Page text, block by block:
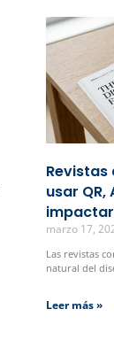
usar
marzo 17,
Las revistas
natural del
Leer más »